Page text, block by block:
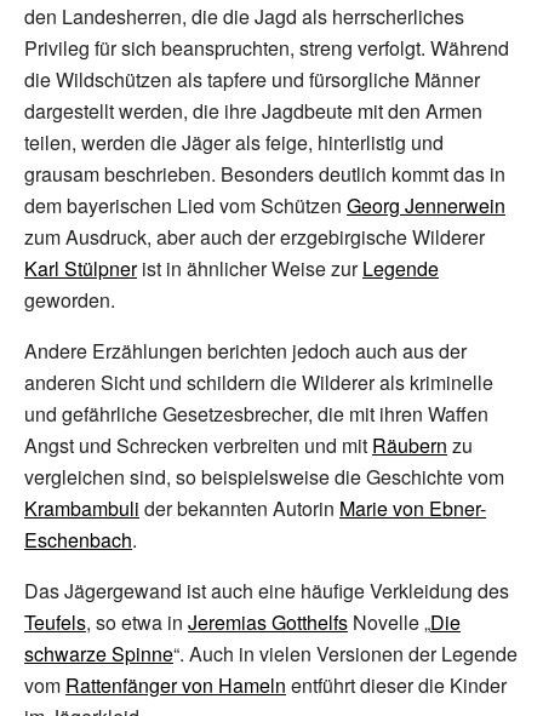
den Landesherren, die die Jagd als herrscherliches
Privileg für sich beanspruchten, streng verfolgt. Während
die Wildschützen als tapfere und fürsorgliche Männer
dargestellt werden, die ihre Jagdbeute mit den Armen
teilen, werden die Jäger als feige, hinterlistig und
grausam beschrieben. Besonders deutlich kommt das in
dem bayerischen Lied vom Schützen Georg Jennerwein
zum Ausdruck, aber auch der erzgebirgische Wilderer
Karl Stülpnerist in ähnlicher Weise zurLegende
geworden.
Andere Erzählungen berichten jedoch auch aus der
anderen Sicht und schildern die Wilderer als kriminelle
und gefährliche Gesetzesbrecher, die mit ihren Waffen
Angst und Schrecken verbreiten und mit Räubern zu
vergleichen sind, so beispielsweise die Geschichte vom
Krambambuli der bekannten Autorin Marie von Ebner-
Eschenbach.
Das Jägergewand ist auch eine häufige Verkleidung des
Teufels, so etwa in Jeremias Gotthelfs Novelle „Die
schwarze Spinne“. Auch in vielen Versionen der Legende
vom Rattenfänger von Hameln entführt dieser die Kinder